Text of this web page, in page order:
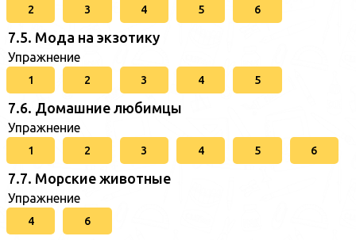
2 3 4 5 6
7.5. Мода на экзотику
Упражнение
1 2 3 4 5
7.6. Домашние любимцы
Упражнение
1 2 3 4 5 6
7.7. Морские животные
Упражнение
4 6